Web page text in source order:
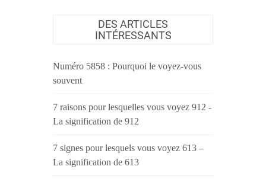
DES ARTICLES
INTÉRESSANTS
Numéro 5858 : Pourquoi le voyez-vous
souvent
7 raisons pour lesquelles vous voyez 912 -
La signification de 912
7 signes pour lesquels vous voyez 613 –
La signification de 613